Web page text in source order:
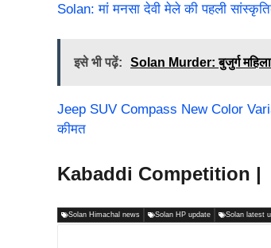
Solan: मां मनसा देवी मेले की पहली
इसे भी पढ़ें: Solan Murder: बुजुर्ग महिला
Jeep SUV Compass New Color
कीमत
Kabaddi Competition |
Solan Himachal news Solan HP update Solan latest